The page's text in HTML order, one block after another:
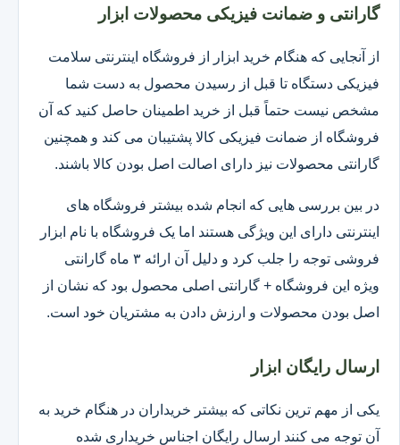
گارانتی و ضمانت فیزیکی محصولات ابزار
از آنجایی که هنگام خرید ابزار از فروشگاه اینترنتی سلامت
فیزیکی دستگاه تا قبل از رسیدن محصول به دست شما
مشخص نیست حتماً قبل از خرید اطمینان حاصل کنید که آن
فروشگاه از ضمانت فیزیکی کالا پشتیبان می کند و همچنین
گارانتی محصولات نیز دارای اصالت اصل بودن کالا باشند.
در بین بررسی هایی که انجام شده بیشتر فروشگاه های
اینترنتی دارای این ویژگی هستند اما یک فروشگاه با نام ابزار
فروشی توجه را جلب کرد و دلیل آن ارائه ۳ ماه گارانتی
ویژه این فروشگاه + گارانتی اصلی محصول بود که نشان از
اصل بودن محصولات و ارزش دادن به مشتریان خود است.
ارسال رایگان ابزار
یکی از مهم ترین نکاتی که بیشتر خریداران در هنگام خرید به
آن توجه می کنند ارسال رایگان اجناس خریداری شده